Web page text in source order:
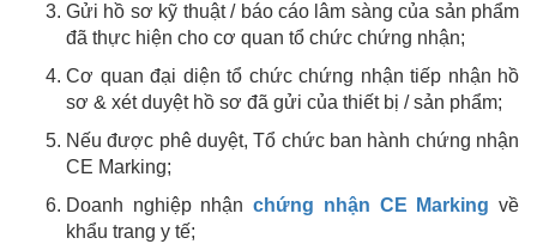
Gửi hồ sơ kỹ thuật / báo cáo lâm sàng của sản phẩm
đã thực hiện cho cơ quan tổ chức chứng nhận;
Cơ quan đại diện tổ chức chứng nhận tiếp nhận hồ
sơ & xét duyệt hồ sơ đã gửi của thiết bị / sản phẩm;
Nếu được phê duyệt, Tổ chức ban hành chứng nhận
CE Marking;
Doanh nghiệp nhậnchứng nhận CE Marking về
khẩu trang y tế;